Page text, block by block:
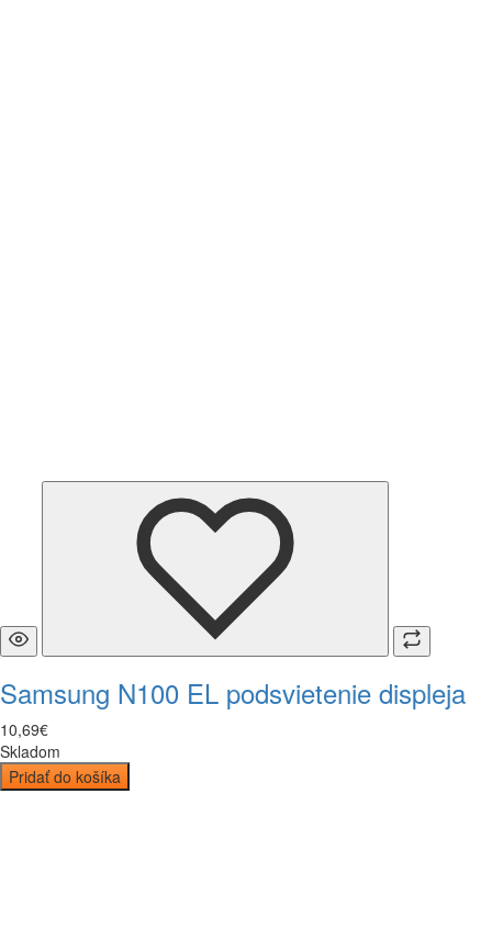
Samsung N100 EL podsvietenie displeja
10,69€
Skladom
Pridať do košíka